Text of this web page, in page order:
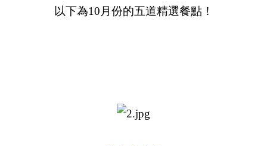
以下為10月份的五道精選餐點！